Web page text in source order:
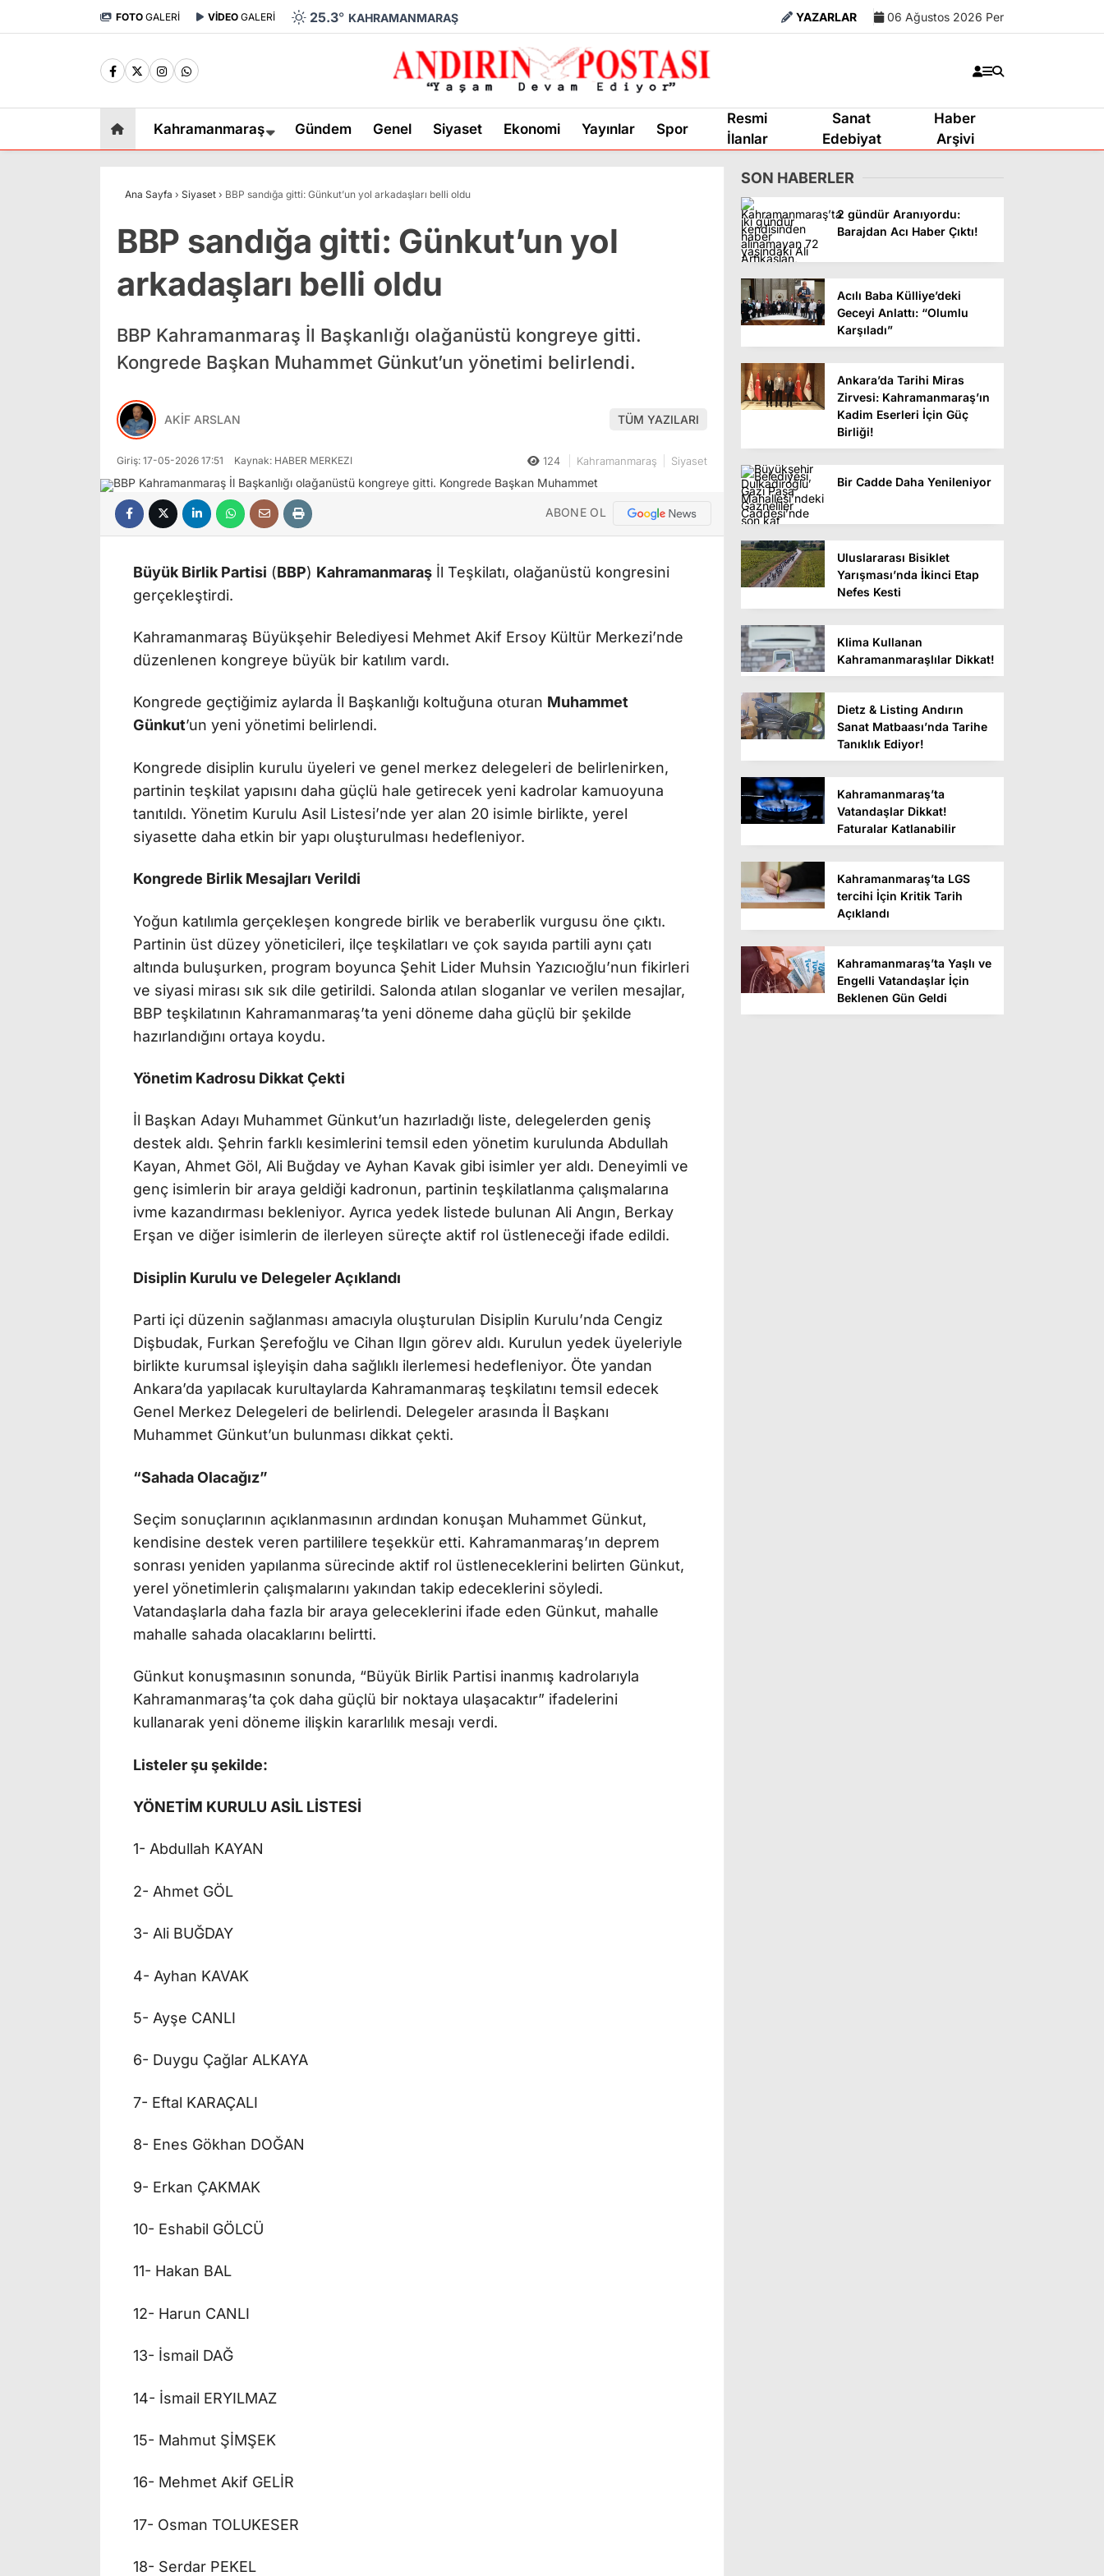
FOTO GALERİ VİDEO GALERİ 25.3° KAHRAMANMARAŞ YAZARLAR 06 Ağustos 2026 Per
Kahramanmaraş Gündem Genel Siyaset Ekonomi Yayınlar Spor
Resmi
İlanlar
Sanat
Edebiyat
Haber
Arşivi
Ana Sayfa › Siyaset › BBP sandığa gitti: Günkut’un yol arkadaşları belli oldu
BBP sandığa gitti: Günkut’un yol
arkadaşları belli oldu
BBP Kahramanmaraş İl Başkanlığı olağanüstü kongreye gitti.
Kongrede Başkan Muhammet Günkut’un yönetimi belirlendi.
AKİF ARSLAN TÜM YAZILARI
Giriş: 17-05-2026 17:51 Kaynak: HABER MERKEZI 124 Kahramanmaraş Siyaset
ABONE OL
Büyük Birlik Partisi (BBP) Kahramanmaraş İl Teşkilatı, olağanüstü kongresini
gerçekleştirdi.
Kahramanmaraş Büyükşehir Belediyesi Mehmet Akif Ersoy Kültür Merkezi’nde
düzenlenen kongreye büyük bir katılım vardı.
Kongrede geçtiğimiz aylarda İl Başkanlığı koltuğuna oturan Muhammet
Günkut’un yeni yönetimi belirlendi.
Kongrede disiplin kurulu üyeleri ve genel merkez delegeleri de belirlenirken,
partinin teşkilat yapısını daha güçlü hale getirecek yeni kadrolar kamuoyuna
tanıtıldı. Yönetim Kurulu Asil Listesi’nde yer alan 20 isimle birlikte, yerel
siyasette daha etkin bir yapı oluşturulması hedefleniyor.
Kongrede Birlik Mesajları Verildi
Yoğun katılımla gerçekleşen kongrede birlik ve beraberlik vurgusu öne çıktı.
Partinin üst düzey yöneticileri, ilçe teşkilatları ve çok sayıda partili aynı çatı
altında buluşurken, program boyunca Şehit Lider Muhsin Yazıcıoğlu’nun fikirleri
ve siyasi mirası sık sık dile getirildi. Salonda atılan sloganlar ve verilen mesajlar,
BBP teşkilatının Kahramanmaraş’ta yeni döneme daha güçlü bir şekilde
hazırlandığını ortaya koydu.
Yönetim Kadrosu Dikkat Çekti
İl Başkan Adayı Muhammet Günkut’un hazırladığı liste, delegelerden geniş
destek aldı. Şehrin farklı kesimlerini temsil eden yönetim kurulunda Abdullah
Kayan, Ahmet Göl, Ali Buğday ve Ayhan Kavak gibi isimler yer aldı. Deneyimli ve
genç isimlerin bir araya geldiği kadronun, partinin teşkilatlanma çalışmalarına
ivme kazandırması bekleniyor. Ayrıca yedek listede bulunan Ali Angın, Berkay
Erşan ve diğer isimlerin de ilerleyen süreçte aktif rol üstleneceği ifade edildi.
Disiplin Kurulu ve Delegeler Açıklandı
Parti içi düzenin sağlanması amacıyla oluşturulan Disiplin Kurulu’nda Cengiz
Dişbudak, Furkan Şerefoğlu ve Cihan Ilgın görev aldı. Kurulun yedek üyeleriyle
birlikte kurumsal işleyişin daha sağlıklı ilerlemesi hedefleniyor. Öte yandan
Ankara’da yapılacak kurultaylarda Kahramanmaraş teşkilatını temsil edecek
Genel Merkez Delegeleri de belirlendi. Delegeler arasında İl Başkanı
Muhammet Günkut’un bulunması dikkat çekti.
“Sahada Olacağız”
Seçim sonuçlarının açıklanmasının ardından konuşan Muhammet Günkut,
kendisine destek veren partililere teşekkür etti. Kahramanmaraş’ın deprem
sonrası yeniden yapılanma sürecinde aktif rol üstleneceklerini belirten Günkut,
yerel yönetimlerin çalışmalarını yakından takip edeceklerini söyledi.
Vatandaşlarla daha fazla bir araya geleceklerini ifade eden Günkut, mahalle
mahalle sahada olacaklarını belirtti.
Günkut konuşmasının sonunda, “Büyük Birlik Partisi inanmış kadrolarıyla
Kahramanmaraş’ta çok daha güçlü bir noktaya ulaşacaktır” ifadelerini
kullanarak yeni döneme ilişkin kararlılık mesajı verdi.
Listeler şu şekilde:
YÖNETİM KURULU ASİL LİSTESİ
1- Abdullah KAYAN
2- Ahmet GÖL
3- Ali BUĞDAY
4- Ayhan KAVAK
5- Ayşe CANLI
6- Duygu Çağlar ALKAYA
7- Eftal KARAÇALI
8- Enes Gökhan DOĞAN
9- Erkan ÇAKMAK
10- Eshabil GÖLCÜ
11- Hakan BAL
12- Harun CANLI
13- İsmail DAĞ
14- İsmail ERYILMAZ
15- Mahmut ŞİMŞEK
16- Mehmet Akif GELİR
17- Osman TOLUKESER
18- Serdar PEKEL
SON HABERLER
2 gündür Aranıyordu:
Barajdan Acı Haber Çıktı!
Acılı Baba Külliye’deki
Geceyi Anlattı: “Olumlu
Karşıladı”
Ankara’da Tarihi Miras
Zirvesi: Kahramanmaraş’ın
Kadim Eserleri İçin Güç
Birliği!
Bir Cadde Daha Yenileniyor
Uluslararası Bisiklet
Yarışması’nda İkinci Etap
Nefes Kesti
Klima Kullanan
Kahramanmaraşlılar Dikkat!
Dietz & Listing Andırın
Sanat Matbaası’nda Tarihe
Tanıklık Ediyor!
Kahramanmaraş’ta
Vatandaşlar Dikkat!
Faturalar Katlanabilir
Kahramanmaraş’ta LGS
tercihi İçin Kritik Tarih
Açıklandı
Kahramanmaraş’ta Yaşlı ve
Engelli Vatandaşlar İçin
Beklenen Gün Geldi